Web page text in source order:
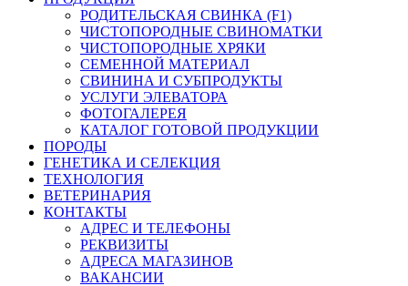
РОДИТЕЛЬСКАЯ СВИНКА (F1)
ЧИСТОПОРОДНЫЕ СВИНОМАТКИ
ЧИСТОПОРОДНЫЕ ХРЯКИ
СЕМЕННОЙ МАТЕРИАЛ
СВИНИНА И СУБПРОДУКТЫ
УСЛУГИ ЭЛЕВАТОРА
ФОТОГАЛЕРЕЯ
КАТАЛОГ ГОТОВОЙ ПРОДУКЦИИ
ПОРОДЫ
ГЕНЕТИКА И СЕЛЕКЦИЯ
ТЕХНОЛОГИЯ
ВЕТЕРИНАРИЯ
КОНТАКТЫ
АДРЕС И ТЕЛЕФОНЫ
РЕКВИЗИТЫ
АДРЕСА МАГАЗИНОВ
ВАКАНСИИ